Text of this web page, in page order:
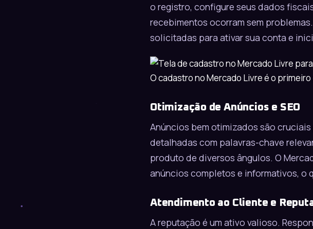
o registro, configure seus dados
recebimentos ocorram sem
solicitadas para ativar sua conta e
O cadastro no Mercado Livre é o
Otimização de Anúncios e SEO
Anúncios bem otimizados são
detalhadas com palavras-chave
produto de diversos ângulos. O
anúncios completos e informativos, o
Atendimento ao Cliente e
A reputação é um ativo valioso.